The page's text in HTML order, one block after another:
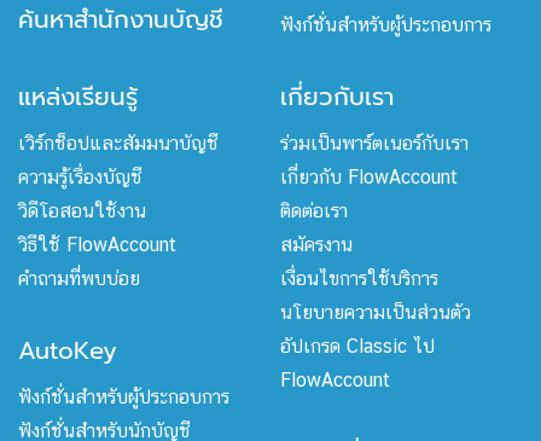
ค้นหาสำนักงานบัญชี
ฟังก์ชั่นสำหรับผู้ประกอบการ
แหล่งเรียนรู้
เวิร์กช็อปและสัมมนาบัญชี
ความรู้เรื่องบัญชี
วิดีโอสอนใช้งาน
วิธีใช้ FlowAccount
คำถามที่พบบ่อย
AutoKey
ฟังก์ชั่นสำหรับผู้ประกอบการ
ฟังก์ชั่นสำหรับนักบัญชี
เกี่ยวกับเรา
ร่วมเป็นพาร์ตเนอร์กับเรา
เกี่ยวกับ FlowAccount
ติดต่อเรา
สมัครงาน
เงื่อนไขการใช้บริการ
นโยบายความเป็นส่วนตัว
อัปเกรด Classic ไป
FlowAccount